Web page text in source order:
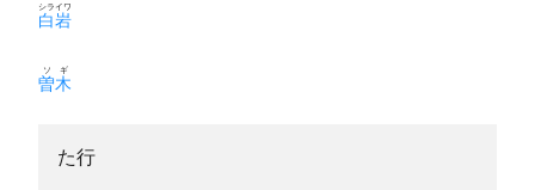
白岩
シライワ
曽木
ソギ
た行